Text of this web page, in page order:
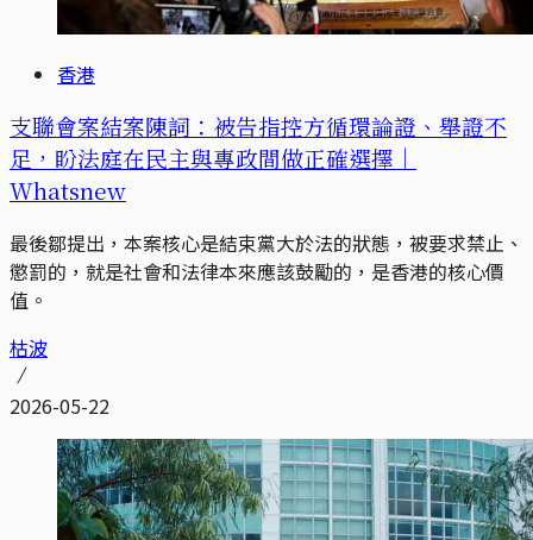
香港
支聯會案結案陳詞：被告指控方循環論證、舉證不
足，盼法庭在民主與專政間做正確選擇｜
Whatsnew
最後鄒提出，本案核心是結束黨大於法的狀態，被要求禁止、
懲罰的，就是社會和法律本來應該鼓勵的，是香港的核心價
值。
枯波
2026-05-22